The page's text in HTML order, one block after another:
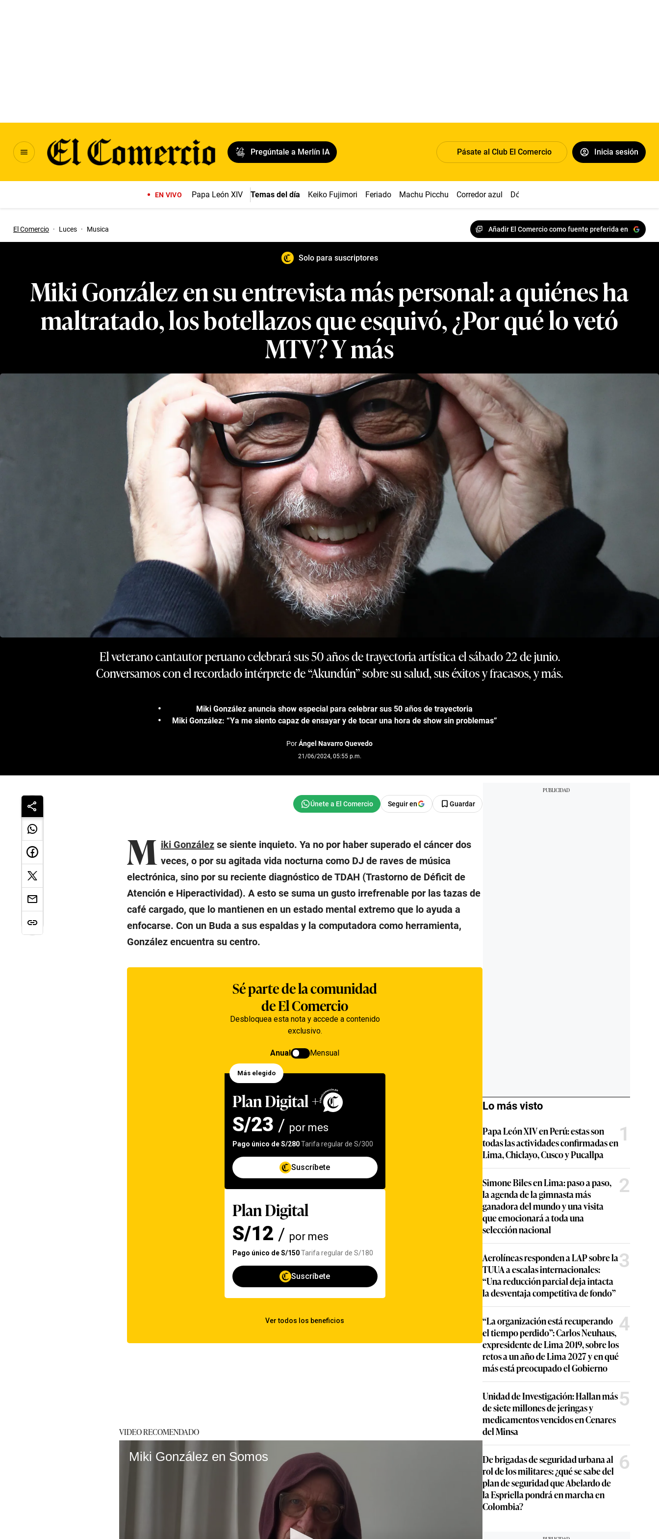
Pregúntale a Merlín IA Pásate al Club El Comercio Inicia sesión
EN VIVO Papa León XIV Temas del día Keiko Fujimori Feriado Machu Picchu Corredor azul Dólar
El Comercio · Luces · Musica Añadir El Comercio como fuente preferida en
Solo para suscriptores
Miki González en su entrevista más personal: a quiénes ha
maltratado, los botellazos que esquivó, ¿Por qué lo vetó
MTV? Y más
El veterano cantautor peruano celebrará sus 50 años de trayectoria artística el sábado 22 de junio.
Conversamos con el recordado intérprete de “Akundún” sobre su salud, sus éxitos y fracasos, y más.
Miki González anuncia show especial para celebrar sus 50 años de trayectoria
Miki González: “Ya me siento capaz de ensayar y de tocar una hora de show sin problemas”
PorÁngel Navarro Quevedo
21/06/2024, 05:55 p.m.
Seguir en Guardar
M iki Gonzálezse siente inquieto. Ya no por haber superado el cáncer dos
veces, o por su agitada vida nocturna como DJ de raves de música
electrónica, sino por su reciente diagnóstico de TDAH (Trastorno de Déficit de
Atención e Hiperactividad). A esto se suma un gusto irrefrenable por las tazas de
café cargado, que lo mantienen en un estado mental extremo que lo ayuda a
enfocarse. Con un Buda a sus espaldas y la computadora como herramienta,
González encuentra su centro.
VIDEO RECOMENDADO
Miki González en Somos
Lo más visto
Papa León XIV en Perú: estas son
todas las actividades confirmadas en
Lima, Chiclayo, Cusco y Pucallpa
1
Simone Biles en Lima: paso a paso,
la agenda de la gimnasta más
ganadora del mundo y una visita
que emocionará a toda una
selección nacional
2
Aerolíneas responden a LAP sobre la
TUUA a escalas internacionales:
“Una reducción parcial deja intacta
la desventaja competitiva de fondo”
3
“La organización está recuperando
el tiempo perdido”: Carlos Neuhaus,
expresidente de Lima 2019, sobre los
retos a un año de Lima 2027 y en qué
más está preocupado el Gobierno
4
Unidad de Investigación: Hallan más
de siete millones de jeringas y
medicamentos vencidos en Cenares
del Minsa
5
De brigadas de seguridad urbana al
rol de los militares: ¿qué se sabe del
plan de seguridad que Abelardo de
la Espriella pondrá en marcha en
Colombia?
6